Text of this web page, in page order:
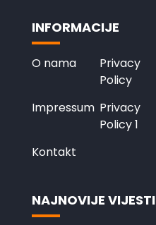
INFORMACIJE
O nama
Privacy
Policy
Impressum Privacy
Policy 1
Kontakt
NAJNOVIJE VIJESTI